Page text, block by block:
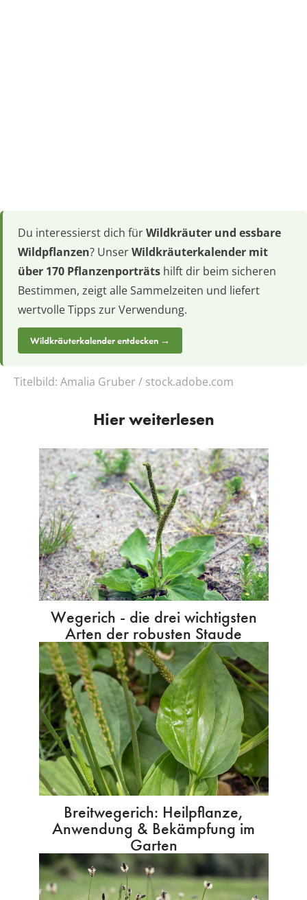
Du interessierst dich fürWildkräuter und essbare
Wildpflanzen? UnserWildkräuterkalender mit
über 170 Pflanzenporträts hilft dir beim sicheren
Bestimmen, zeigt alle Sammelzeiten und liefert
wertvolle Tipps zur Verwendung.
Wildkräuterkalender entdecken →
Titelbild: Amalia Gruber / stock.adobe.com
Hier weiterlesen
Wegerich - die drei wichtigsten
Arten der robusten Staude
Breitwegerich: Heilpflanze,
Anwendung & Bekämpfung im
Garten